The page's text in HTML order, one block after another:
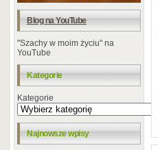
Blog na YouTube
"Szachy w moim życiu" na
YouTube
Kategorie
Kategorie
Najnowsze wpisy